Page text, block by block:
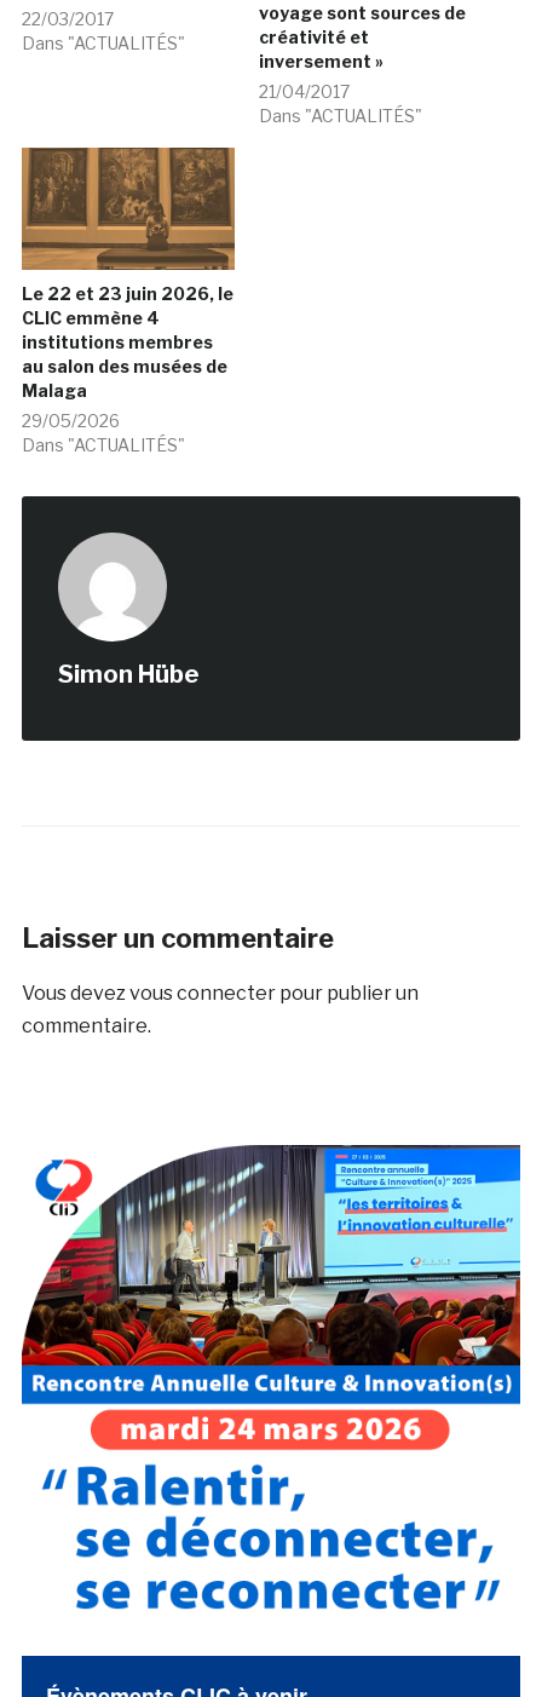
22/03/2017
Dans "ACTUALITÉS"
voyage sont sources de
créativité et
inversement »
21/04/2017
Dans "ACTUALITÉS"
Le 22 et 23 juin 2026, le
CLIC emmène 4
institutions membres
au salon des musées de
Malaga
29/05/2026
Dans "ACTUALITÉS"
Simon Hübe
Laisser un commentaire
Vous devez vous connecterpour publier un
commentaire.